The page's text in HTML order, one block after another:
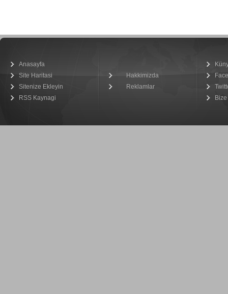
Anasayfa
Site Haritasi
Sitenize Ekleyin
RSS Kaynagi
Hakkimizda
Reklamlar